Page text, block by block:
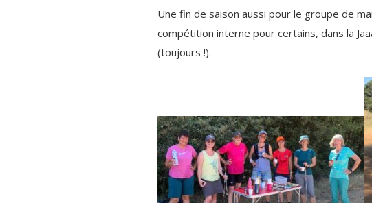
Une fin de saison aussi pour le groupe de
compétition interne pour certains, dans la
(toujours !).